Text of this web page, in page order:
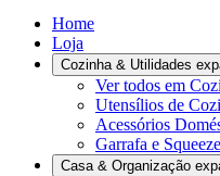
Home
Loja
Cozinha & Utilidades
Ver todos em
Utensílios de
Acessórios
Garrafa e Squeeze
Casa & Organização